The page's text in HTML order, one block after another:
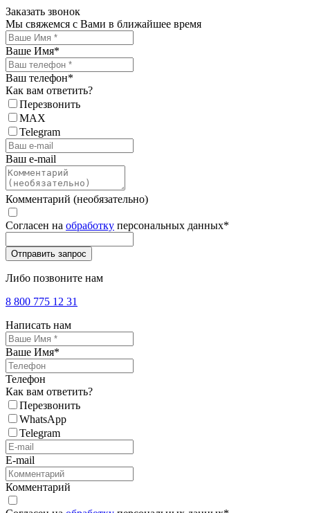
Заказать звонок
Мы свяжемся с Вами в ближайшее время
Ваше Имя*
Ваш телефон*
Как вам ответить?
Перезвонить
MAX
Telegram
Ваш e-mail
Комментарий (необязательно)
Согласен на обработку персональных данных*
Либо позвоните нам
8 800 775 12 31
Написать нам
Ваше Имя*
Телефон
Как вам ответить?
Перезвонить
WhatsApp
Telegram
E-mail
Комментарий